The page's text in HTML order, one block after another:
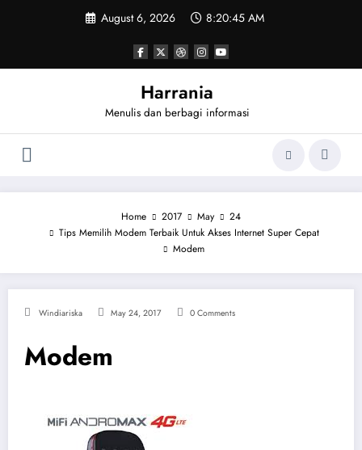
August 6, 2026 8:20:45 AM
Harrania
Menulis dan berbagi informasi
Home 2017 May
24
Tips Memilih Modem Terbaik Untuk Akses Internet Super Cepat
Modem
Windiariska May 24, 2017 0 Comments
Modem